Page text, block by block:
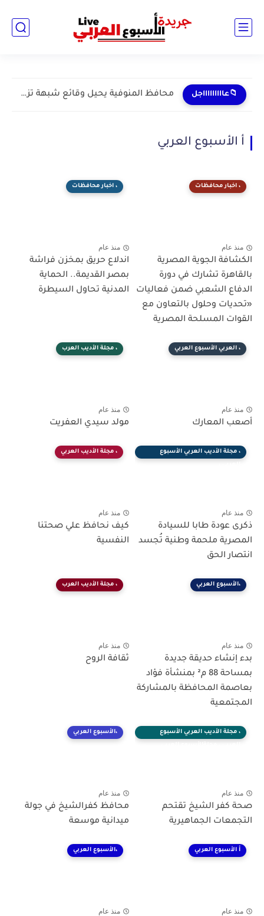
📁عاااااااااجل محافظ المنوفية يحيل وقائع شبهة تزوير وتلاعب بمحررات رسمية بالباجور...
أ الأسبوع العربي
، اخبار محافظات
منذ عام
الكشافة الجوية المصرية
بالقاهرة تشارك في دورة
الدفاع الشعبي ضمن فعاليات
«تحديات وحلول بالتعاون مع
القوات المسلحة المصرية
، اخبار محافظات
منذ عام
اندلاع حريق بمخزن فراشة
بمصر القديمة.. الحماية
المدنية تحاول السيطرة
، العربي الأسبوع العربي
منذ عام
أصعب المعارك
، مجلة الأديب العرب
منذ عام
مولد سيدي العفريت
، مجلة الأديب العربي الأسبوع
منذ عام
ذكرى عودة طابا للسيادة
المصرية ملحمة وطنية تُجسد
انتصار الحق
، مجلة الأديب العربي
منذ عام
كيف نحافظ علي صحتنا
النفسية
،الأسبوع العربي
منذ عام
بدء إنشاء حديقة جديدة
بمساحة 88 م² بمنشأة فؤاد
بعاصمة المحافظة بالمشاركة
المجتمعية
، مجلة الأديب العرب
منذ عام
ثقافة الروح
، مجلة الأديب العربي الأسبوع
منذ عام
صحة كفر الشيخ تقتحم
التجمعات الجماهيرية
،الأسبوع العربي
منذ عام
محافظ كفرالشيخ في جولة
ميدانية موسعة
أ الأسبوع العربي
منذ عام
،الأسبوع العربي
منذ عام